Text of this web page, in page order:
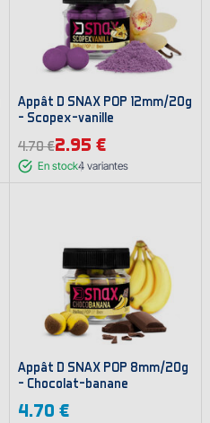
Appât D SNAX POP 12mm/20g
- Scopex-vanille
4.70 €2.95 €
En stock4 variantes
Appât D SNAX POP 8mm/20g
- Chocolat-banane
4.70 €